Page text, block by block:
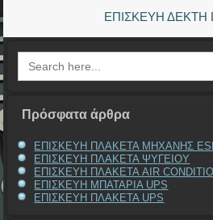
ΕΠΙΣΚΕΥΗ ΔΕΚΤΗ
Search
for:
Πρόσφατα άρθρα
ΕΠΙΣΚΕΥΗ ΠΛΑΚΕΤΑ ΜΗΧΑΝΗΣ
ΕΠΙΣΚΕΥΗ ΠΛΑΚΕΤΑ ΨΥΓΕΙΟΥ
ΕΠΙΣΚΕΥΗ ΠΛΑΚΕΤΑ AIR
ΕΠΙΣΚΕΥΗ ΜΠΑΤΑΡΙΑ UPS
ΕΠΙΣΚΕΥΗ ΠΛΑΚΕΤΑ UPS